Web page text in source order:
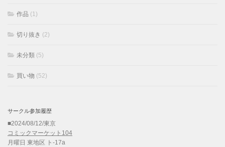
作品 (1)
切り抜き (2)
未分類 (5)
買い物 (52)
サークル参加履歴
■2024/08/12/東京
コミックマーケット104
月曜日 東地区 ト-17a